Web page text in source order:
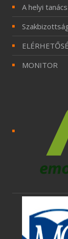
A helyi
MONITOR